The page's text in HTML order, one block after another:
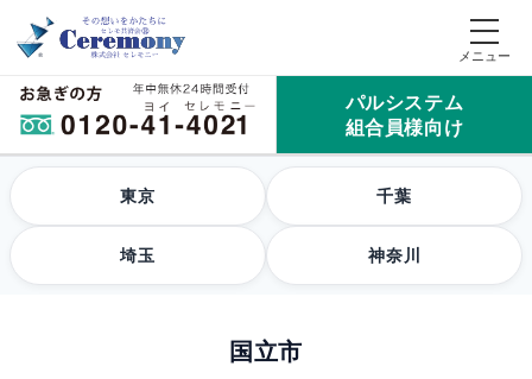
パルシステム
組合員様向け
東京 千葉
埼玉 神奈川
国立市